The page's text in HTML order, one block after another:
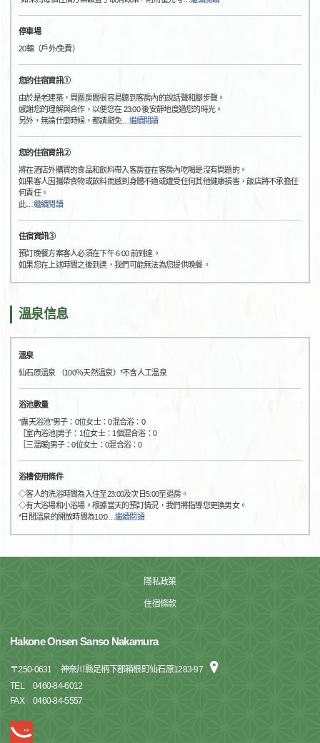
停車場
20輛（戶外/免費）
您的住宿資訊①
由於是老建築，周圍房間很容易聽到客房內的說話聲和腳步聲。
感謝您的理解與合作，以便您在 23:00 後安靜地度過您的時光。
另外，無論什麼時候，都請避免… 繼續閱讀
您的住宿資訊②
將在酒店外購買的食品和飲料帶入客房並在客房內吃喝是沒有問題的。
如果客人因攜帶食物或飲料而感到身體不適或遭受任何其他健康損害，飯店將不承擔任
何責任。
此… 繼續閱讀
住宿資訊③
預訂晚餐方案客人必須在下午 6:00 前到達。
如果您在上述時間之後到達，我們可能無法為您提供晚餐。
溫泉信息
溫泉
仙石原溫泉 （100％天然溫泉）*不含人工溫泉
浴池數量
“露天浴池”男子：0位女士：0混合浴：0
［室內浴池]男子：1位女士：1個混合浴：0
［三溫暖]男子：0位女士：0混合浴：0
浴槽使用條件
◇客人的洗浴時間為入住至23:00及次日5:00至退房。
◇有大浴場和小浴場。根據當天的預訂情況，我們將指導您更換男女。
*日間溫泉的開放時間為10:0… 繼續閱讀
隱私政策
住宿條款
Hakone Onsen Sanso Nakamura
〒250-0631
神奈川縣足柄下郡箱根町仙石原1283-97
TEL
0460-84-6012
FAX
0460-84-5557